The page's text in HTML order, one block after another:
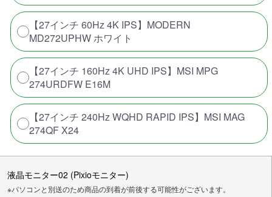
【27インチ 60Hz 4K IPS】MODERN
MD272UPHW ホワイト
【27インチ 160Hz 4K UHD IPS】MSI MPG
274URDFW E16M
【27インチ 240Hz WQHD RAPID IPS】MSI MAG
274QF X24
液晶モニター02 (Pixioモニター)
※パソコンと別送のため商品の到着が前後する可能性がございます。